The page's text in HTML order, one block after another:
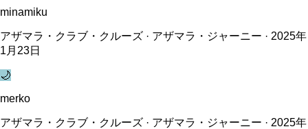
minamiku
アザマラ・クラブ・クルーズ · アザマラ・ジャーニー · 2025年
1月23日
🌙
merko
アザマラ・クラブ・クルーズ · アザマラ・ジャーニー · 2025年